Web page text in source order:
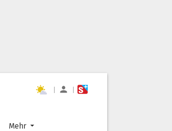
| |
Mehr